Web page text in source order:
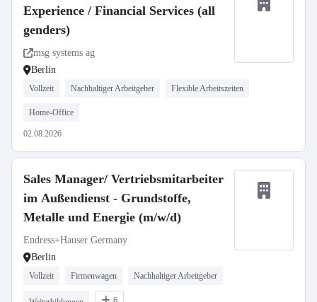
Experience / Financial Services (all
genders)
msg systems ag
Berlin
Vollzeit Nachhaltiger Arbeitgeber Flexible Arbeitszeiten
Home-Office
02.08.2026
Sales Manager/ Vertriebsmitarbeiter
im Außendienst - Grundstoffe,
Metalle und Energie (m/w/d)
Endress+Hauser Germany
Berlin
Vollzeit Firmenwagen Nachhaltiger Arbeitgeber